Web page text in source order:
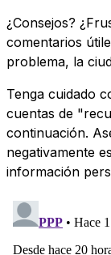
¿Consejos?
comentarios
problema, la
Tenga cuidado
cuentas de
continuación.
negativamente
información